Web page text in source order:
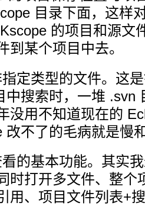
目录下面，这样
的项目和源文
到某个项目中去。
定类型的文件。这
中搜索时，一堆 .svn
没用不知道现在的
改不了的毛病就是慢
的基本功能。其实
时打开多文件、整个
用、项目文件列表+